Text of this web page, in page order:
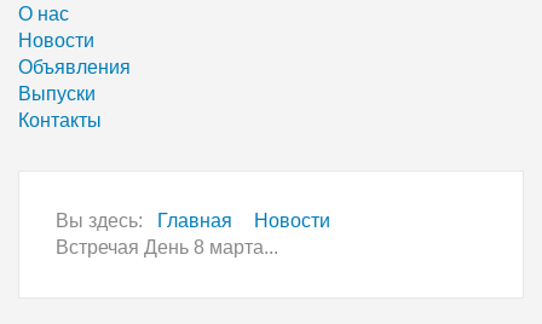
О нас
Новости
Объявления
Выпуски
Контакты
Вы здесь: Главная
Новости
Встречая День 8 марта...